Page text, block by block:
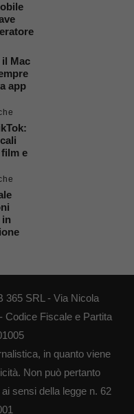
Mac
app
e
365 SRL - Via Nicola
Codice Fiscale e Partita
in quanto viene
Non può pertanto
sensi della legge n. 62